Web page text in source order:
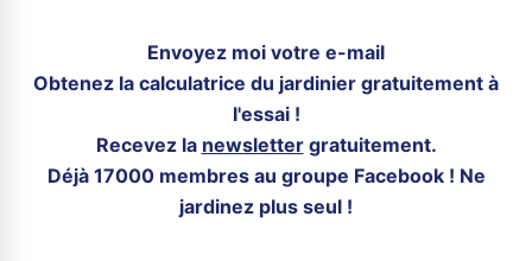
Envoyez moi votre e-mail
Obtenez la calculatrice du jardinier gratuitement à
l'essai !
Recevez la newslettergratuitement.
Déjà 17000 membres au groupe Facebook ! Ne
jardinez plus seul !